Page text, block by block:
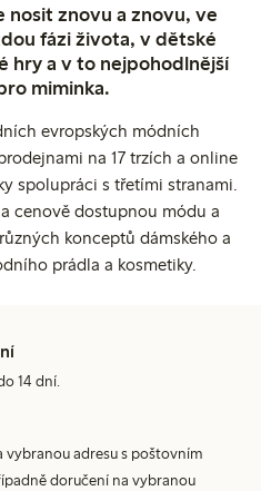
znovu a znovu, ve
fázi života, v dětské
hry a v to nejpohodlnější
miminka.
evropských módních
na 17 trzích a online
spolupráci s třetími stranami.
cenově dostupnou módu a
konceptů dámského a
prádla a kosmetiky.
14 dní.
vybranou adresu s poštovním
doručení na vybranou